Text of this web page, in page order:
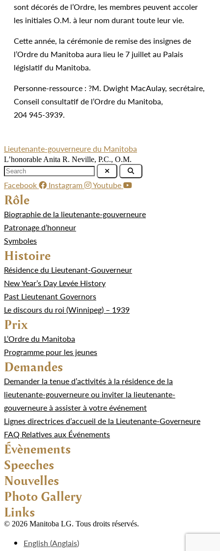
sont décorés de l’Ordre, les membres peuvent accoler
les initiales O.M. à leur nom durant toute leur vie.
Cette année, la cérémonie de remise des insignes de
l’Ordre du Manitoba aura lieu le 7 juillet au Palais
législatif du Manitoba.
Personne-ressource : ?M. Dwight MacAulay, secrétaire,
Conseil consultatif de l’Ordre du Manitoba,
204 945-3939.
Lieutenante-gouverneure du Manitoba
L’honorable Anita R. Neville, P.C., O.M.
Facebook Instagram Youtube
Rôle
Biographie de la lieutenante-gouverneure
Patronage d’honneur
Symboles
Histoire
Résidence du Lieutenant-Gouverneur
New Year’s Day Levée History
Past Lieutenant Governors
Le discours du roi (Winnipeg) – 1939
Prix
L’Ordre du Manitoba
Programme pour les jeunes
Demandes
Demander la tenue d’activités à la résidence de la
lieutenante-gouverneure ou inviter la lieutenante-
gouverneure à assister à votre événement
Lignes directrices d’accueil de la Lieutenante-Governeure
FAQ Relatives aux Événements
Évènements
Speeches
Nouvelles
Photo Gallery
Links
© 2026 Manitoba LG. Tous droits réservés.
English (Anglais)